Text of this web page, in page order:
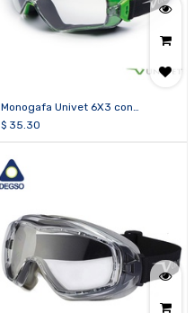
Monogafa Univet 6X3 con
tecnología Vanguard ULTRA
$ 35.30